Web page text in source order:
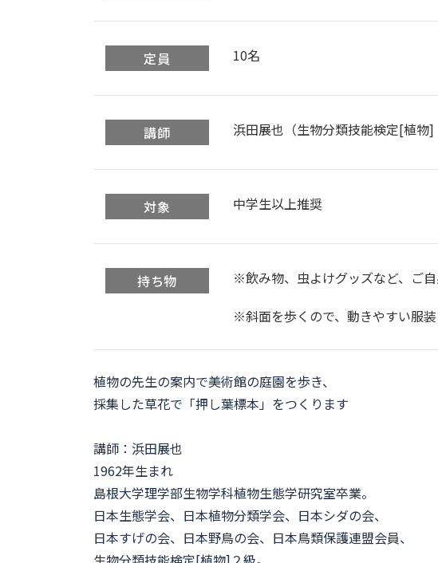
定員 10名
講師 浜田展也（生物分類技能検定[植物]
対象 中学生以上推奨
持ち物
※飲み物、虫よけグッズなど、ご
※斜面を歩くので、動きやすい服
植物の先生の案内で美術館の庭園を歩き、
採集した草花で「押し葉標本」をつくります
講師：浜田展也
1962年生まれ
島根大学理学部生物学科植物生態学研究室卒業。
日本生態学会、日本植物分類学会、日本シダの会、
日本すげの会、日本野鳥の会、日本鳥類保護連盟会員、